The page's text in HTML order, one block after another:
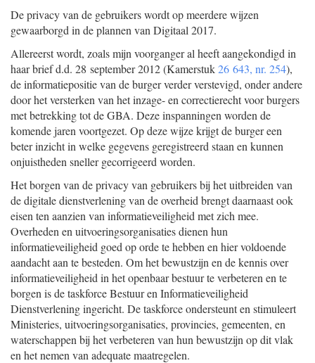
De privacy van de gebruikers wordt op meerdere wijzen
gewaarborgd in de plannen van Digitaal 2017.
Allereerst wordt, zoals mijn voorganger al heeft aangekondigd in
haar brief d.d. 28 september 2012 (Kamerstuk26 643, nr. 254),
de informatiepositie van de burger verder verstevigd, onder andere
door het versterken van het inzage- en correctierecht voor burgers
met betrekking tot de GBA. Deze inspanningen worden de
komende jaren voortgezet. Op deze wijze krijgt de burger een
beter inzicht in welke gegevens geregistreerd staan en kunnen
onjuistheden sneller gecorrigeerd worden.
Het borgen van de privacy van gebruikers bij het uitbreiden van
de digitale dienstverlening van de overheid brengt daarnaast ook
eisen ten aanzien van informatieveiligheid met zich mee.
Overheden en uitvoeringsorganisaties dienen hun
informatieveiligheid goed op orde te hebben en hier voldoende
aandacht aan te besteden. Om het bewustzijn en de kennis over
informatieveiligheid in het openbaar bestuur te verbeteren en te
borgen is de taskforce Bestuur en Informatieveiligheid
Dienstverlening ingericht. De taskforce ondersteunt en stimuleert
Ministeries, uitvoeringsorganisaties, provincies, gemeenten, en
waterschappen bij het verbeteren van hun bewustzijn op dit vlak
en het nemen van adequate maatregelen.